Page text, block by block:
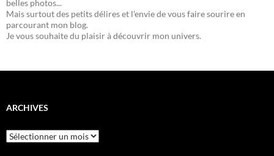
belles photos...
Mais surtout des petits délires et l'envie de vous faire sourire en
parcourant mon blog.
Je vous souhaite du plaisir à découvrir mon univers.
ARCHIVES
Archives